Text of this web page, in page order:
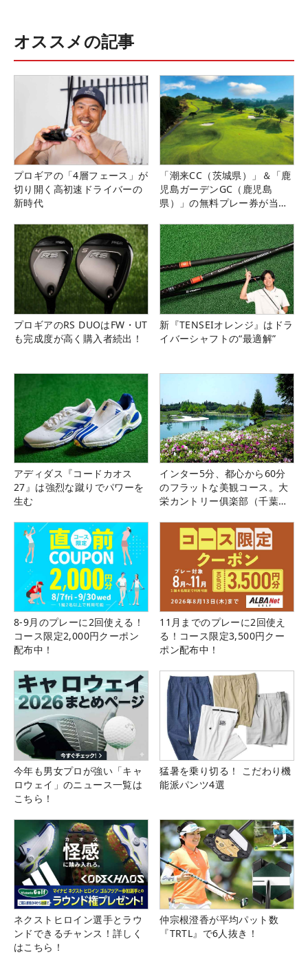
オススメの記事
プロギアの「4層フェース」が
切り開く高初速ドライバーの
新時代
「潮来CC（茨城県）」＆「鹿
児島ガーデンGC（鹿児島
県）」の無料プレー券が当た
プロギアのRS DUOはFW・UT
も完成度が高く購入者続出！
新『TENSEIオレンジ』はドラ
イバーシャフトの“最適解”
アディダス『コードカオス
27』は強烈な蹴りでパワーを
生む
インター5分、都心から60分
のフラットな美観コース。大
栄カントリー俱楽部（千葉
8-9月のプレーに2回使える！
コース限定2,000円クーポン
配布中！
11月までのプレーに2回使え
る！コース限定3,500円クー
ポン配布中！
今年も男女プロが強い「キャ
ロウェイ」のニュース一覧は
こちら！
猛暑を乗り切る！ こだわり機
能派パンツ4選
ネクストヒロイン選手とラウ
ンドできるチャンス！詳しく
はこちら！
仲宗根澄香が平均パット数
『TRTL』で6人抜き！